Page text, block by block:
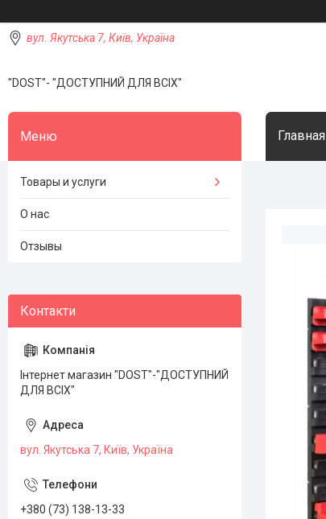
вул. Якутська 7, Київ, Україна
"DOST"- "ДОСТУПНИЙ ДЛЯ ВСІХ"
Главная
Товары и услуги
О нас
Отзывы
Інтернет магазин "DOST"-"ДОСТУПНИЙ
ДЛЯ ВСІХ"
вул. Якутська 7, Київ, Україна
+380 (73) 138-13-33